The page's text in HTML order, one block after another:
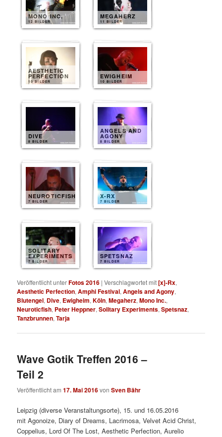
MONO INC.
12 BILDER
MEGAHERZ
11 BILDER
AESTHETIC
PERFECTION
10 BILDER
EWIGHEIM
10 BILDER
DIVE
8 BILDER
ANGELS AND
AGONY
8 BILDER
NEUROTICFISH
7 BILDER
X-RX
7 BILDER
SOLITARY
EXPERIMENTS
7 BILDER
SPETSNAZ
7 BILDER
Veröffentlicht unterFotos 2016 |Verschlagwortet mit[x]-Rx,
Aesthetic Perfection,Amphi Festival,Angels and Agony,
Blutengel, Dive, Ewigheim,Köln,Megaherz,Mono Inc.,
Neuroticfish, Peter Heppner,Solitary Experiments,Spetsnaz,
Tanzbrunnen,Tarja
Wave Gotik Treffen 2016 –
Teil 2
Veröffentlicht am17. Mai 2016vonSven Bähr
Leipzig (diverse Veranstaltungsorte), 15. und 16.05.2016
mitAgonoize, Diary of Dreams, Lacrimosa, Velvet Acid Christ,
Coppelius, Lord Of The Lost, Aesthetic Perfection, Aurelio